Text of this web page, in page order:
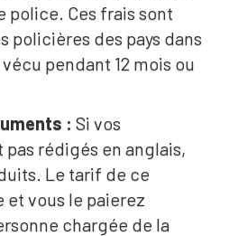
police. Ces frais sont
policières des pays dans
pendant 12 mois ou
: Si vos
rédigés en anglais,
Le tarif de ce
et vous le paierez
chargée de la